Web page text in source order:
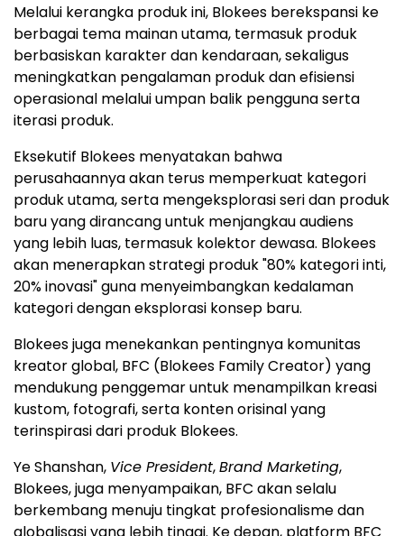
Melalui kerangka produk ini, Blokees berekspansi ke
berbagai tema mainan utama, termasuk produk
berbasiskan karakter dan kendaraan, sekaligus
meningkatkan pengalaman produk dan efisiensi
operasional melalui umpan balik pengguna serta
iterasi produk.
Eksekutif Blokees menyatakan bahwa
perusahaannya akan terus memperkuat kategori
produk utama, serta mengeksplorasi seri dan produk
baru yang dirancang untuk menjangkau audiens
yang lebih luas, termasuk kolektor dewasa. Blokees
akan menerapkan strategi produk "80% kategori inti,
20% inovasi" guna menyeimbangkan kedalaman
kategori dengan eksplorasi konsep baru.
Blokees juga menekankan pentingnya komunitas
kreator global, BFC (Blokees Family Creator) yang
mendukung penggemar untuk menampilkan kreasi
kustom, fotografi, serta konten orisinal yang
terinspirasi dari produk Blokees.
Ye Shanshan, Vice President,Brand Marketing,
Blokees, juga menyampaikan, BFC akan selalu
berkembang menuju tingkat profesionalisme dan
globalisasi yang lebih tinggi. Ke depan, platform BFC